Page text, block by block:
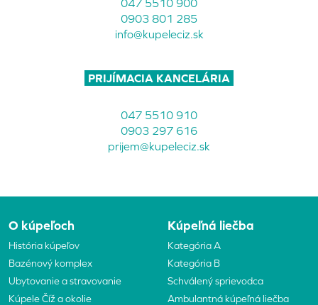
047 5510 900
0903 801 285
info@kupeleciz.sk
PRIJÍMACIA KANCELÁRIA
047 5510 910
0903 297 616
prijem@kupeleciz.sk
O kúpeľoch
História kúpeľov
Bazénový komplex
Ubytovanie a stravovanie
Kúpele Číž a okolie
Kúpeľná liečba
Kategória A
Kategória B
Schválený sprievodca
Ambulantná kúpeľná liečba